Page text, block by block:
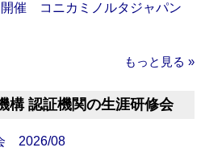
催 コニカミノルタジャパン
もっと見る »
構 認証機関の生涯研修会
2026/08